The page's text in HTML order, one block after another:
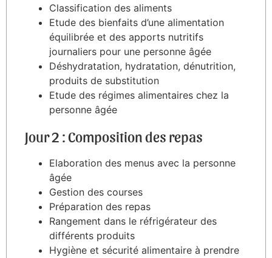
Classification des aliments
Etude des bienfaits d’une alimentation
équilibrée et des apports nutritifs
journaliers pour une personne âgée
Déshydratation, hydratation, dénutrition,
produits de substitution
Etude des régimes alimentaires chez la
personne âgée
Jour 2 : Composition des repas
Elaboration des menus avec la personne
âgée
Gestion des courses
Préparation des repas
Rangement dans le réfrigérateur des
différents produits
Hygiène et sécurité alimentaire à prendre